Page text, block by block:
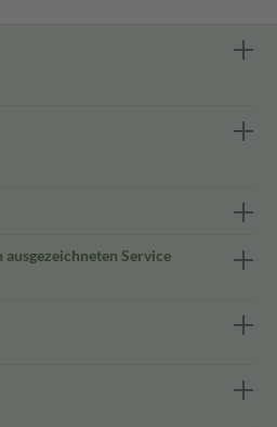
Service